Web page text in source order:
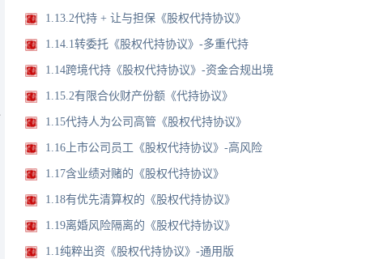
1.13.2代持 + 让与担保《股权代持协议》
1.14.1转委托《股权代持协议》-多重代持
1.14跨境代持《股权代持协议》-资金合规出境
1.15.2有限合伙财产份额《代持协议》
1.15代持人为公司高管《股权代持协议》
1.16上市公司员工《股权代持协议》-高风险
1.17含业绩对赌的《股权代持协议》
1.18有优先清算权的《股权代持协议》
1.19离婚风险隔离的《股权代持协议》
1.1纯粹出资《股权代持协议》-通用版